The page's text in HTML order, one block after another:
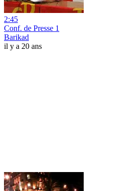
2:45
Conf. de Presse 1
Barikad
il y a 20 ans